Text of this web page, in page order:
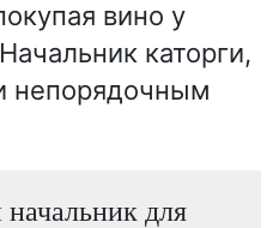
вино у
каторги,
непорядочным
для